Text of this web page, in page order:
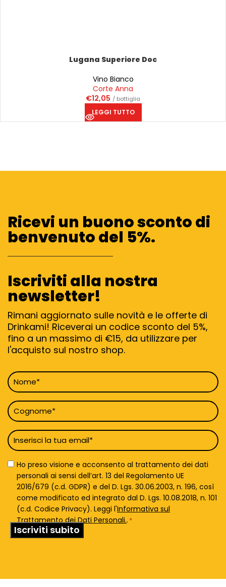
Lugana Superiore Doc
Vino Bianco
Corte Anna
€12,05 / bottiglia
LEGGI TUTTO
Ricevi un buono sconto di
benvenuto del 5%.
Iscriviti alla nostra
newsletter!
Rimani aggiornato sulle novità e le offerte di
Drinkami! Riceverai un codice sconto del 5%,
fino a un massimo di €15, da utilizzare per
l'acquisto sul nostro shop.
Nome
*
Cognome
*
Email
*
Privacy
Policy
Ho preso visione e acconsento al trattamento dei dati
personali ai sensi dell’art. 13 del Regolamento UE
2016/679 (c.d. GDPR) e del D. Lgs. 30.06.2003, n. 196, così
come modificato ed integrato dal D. Lgs. 10.08.2018, n. 101
(c.d. Codice Privacy). Leggi l'Informativa sul
Trattamento dei Dati Personali.. *